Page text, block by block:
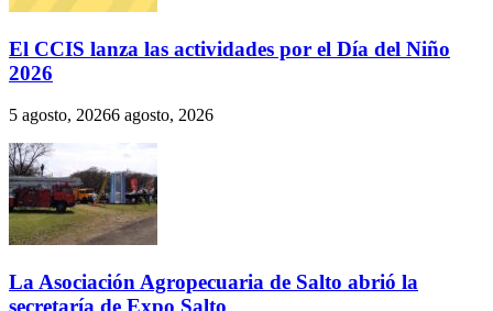
El CCIS lanza las actividades por el Día del Niño
2026
5 agosto, 20266 agosto, 2026
La Asociación Agropecuaria de Salto abrió la
secretaría de Expo Salto